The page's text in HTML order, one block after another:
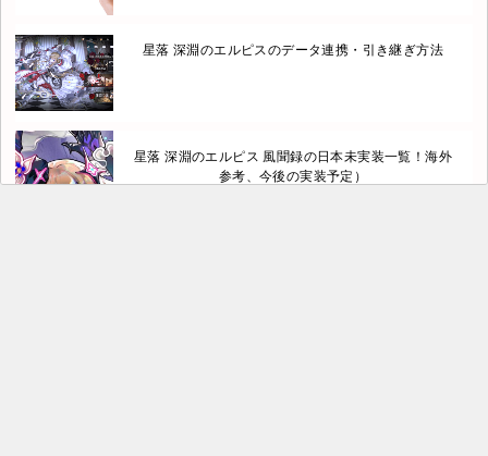
星落 深淵のエルピスのデータ連携・引き継ぎ方法
星落 深淵のエルピス 風聞録の日本未実装一覧！海外
参考、今後の実装予定）